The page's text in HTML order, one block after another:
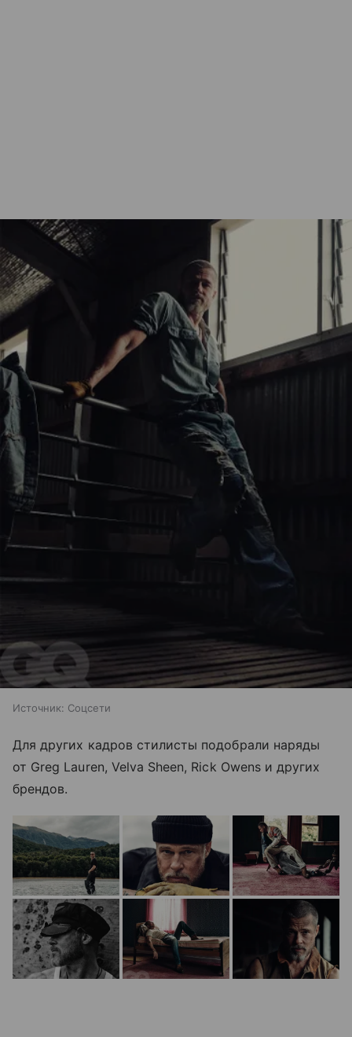
Источник: Соцсети
Для других кадров стилисты подобрали наряды
от Greg Lauren, Velva Sheen, Rick Owens и других
брендов.